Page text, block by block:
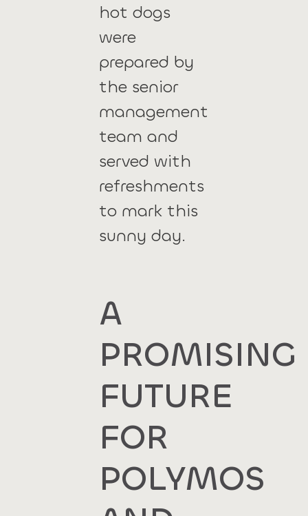
hot dogs
were
prepared by
the senior
management
team and
served with
refreshments
to mark this
sunny day.
A
PROMISING
FUTURE
FOR
POLYMOS